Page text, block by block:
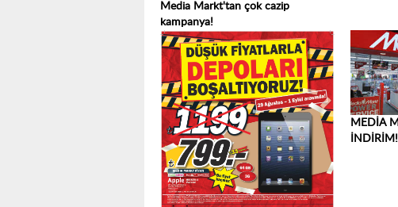
Media Markt'tan çok cazip
kampanya!
MEDİA
İNDİRİM!